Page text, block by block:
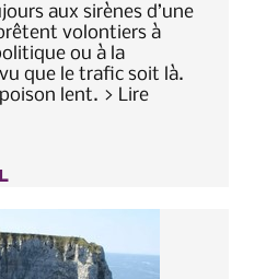
aux sirènes d’une
volontiers à
ou à la
que le trafic soit là.
lent. > Lire